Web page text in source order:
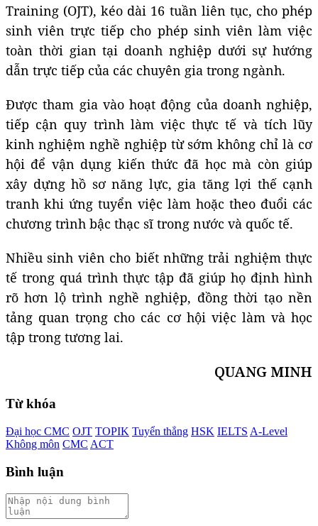
Training (OJT), kéo dài 16 tuần liên tục, cho phép
sinh viên trực tiếp cho phép sinh viên làm việc
toàn thời gian tại doanh nghiệp dưới sự hướng
dẫn trực tiếp của các chuyên gia trong ngành.
Được tham gia vào hoạt động của doanh nghiệp,
tiếp cận quy trình làm việc thực tế và tích lũy
kinh nghiệm nghề nghiệp từ sớm không chỉ là cơ
hội để vận dụng kiến thức đã học mà còn giúp
xây dựng hồ sơ năng lực, gia tăng lợi thế cạnh
tranh khi ứng tuyển việc làm hoặc theo đuổi các
chương trình bậc thạc sĩ trong nước và quốc tế.
Nhiều sinh viên cho biết những trải nghiệm thực
tế trong quá trình thực tập đã giúp họ định hình
rõ hơn lộ trình nghề nghiệp, đồng thời tạo nền
tảng quan trọng cho các cơ hội việc làm và học
tập trong tương lai.
QUANG MINH
Từ khóa
Đại học CMC OJT TOPIK Tuyển thẳng HSK IELTS A-Level
Không môn CMC ACT
Bình luận